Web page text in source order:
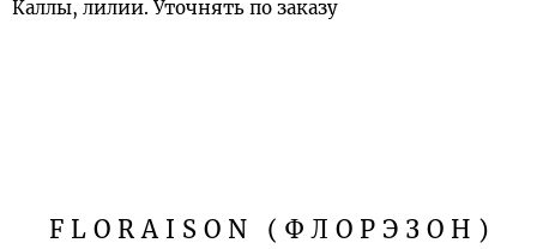
Каллы, лилии. Уточнять по заказу
FLORAISON (ФЛОРЭЗОН)